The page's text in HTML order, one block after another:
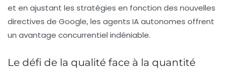
et en ajustant les stratégies en fonction des nouvelles
directives de Google, les agents IA autonomes offrent
un avantage concurrentiel indéniable.
Le défi de la qualité face à la quantité